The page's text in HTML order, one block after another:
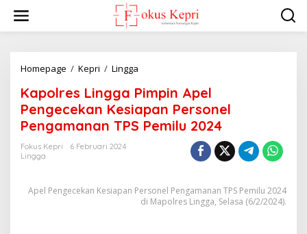
w
Homepage / Kepri / Lingga
p
o
l
n
g
Kapolres Lingga Pimpin Apel
Pengecekan Kesiapan Personel
Pengamanan TPS Pemilu 2024
Fokus Kepri
6 Februari 2024
Lingga
Apel Pengecekan Kesiapan Personel Pengamanan TPS Pemilu 2024
di Mapolres Lingga, Selasa (6/2/2024).